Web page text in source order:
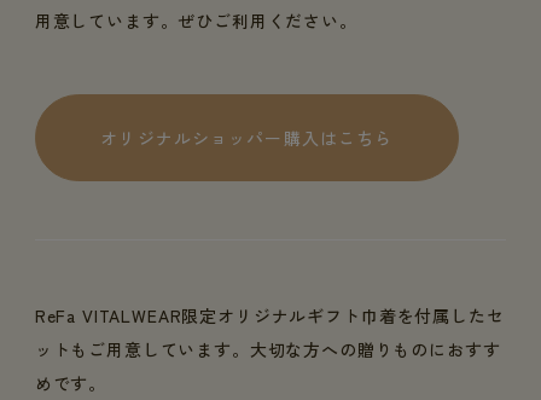
用意しています。ぜひご利用ください。
オリジナルショッパー購入はこちら
ReFa VITALWEAR限定オリジナルギフト巾着を付属したセ
ットもご用意しています。大切な方への贈りものにおすす
めです。